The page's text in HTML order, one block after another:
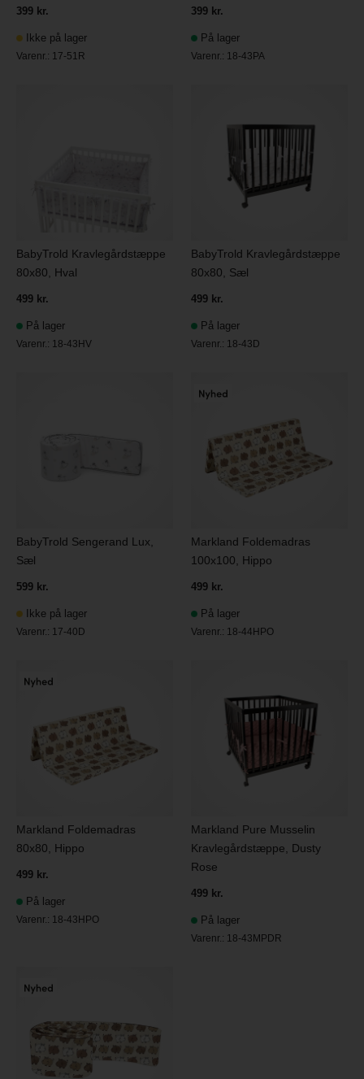
399 kr.
Ikke på lager
Varenr.: 17-51R
399 kr.
På lager
Varenr.: 18-43PA
BabyTrold Kravlegårdstæppe
80x80, Hval
499 kr.
På lager
Varenr.: 18-43HV
BabyTrold Kravlegårdstæppe
80x80, Sæl
499 kr.
På lager
Varenr.: 18-43D
BabyTrold Sengerand Lux,
Sæl
599 kr.
Ikke på lager
Varenr.: 17-40D
Markland Foldemadras
100x100, Hippo
499 kr.
På lager
Varenr.: 18-44HPO
Markland Foldemadras
80x80, Hippo
499 kr.
På lager
Varenr.: 18-43HPO
Markland Pure Musselin
Kravlegårdstæppe, Dusty
Rose
499 kr.
På lager
Varenr.: 18-43MPDR